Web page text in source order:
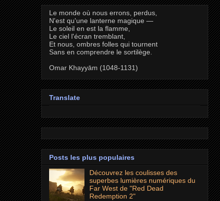
Le monde où nous errons, perdus,
N'est qu'une lanterne magique —
Le soleil en est la flamme,
Le ciel l'écran tremblant,
Et nous, ombres folles qui tournent
Sans en comprendre le sortilège.
Omar Khayyām (1048-1131)
Translate
Posts les plus populaires
Découvrez les coulisses des
superbes lumières numériques du
Far West de "Red Dead
Redemption 2"